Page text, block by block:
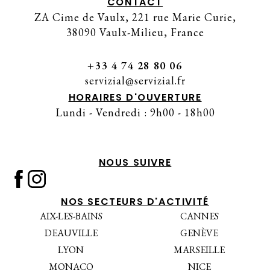
ZA Cime de Vaulx, 221 rue Marie Curie,
38090 Vaulx-Milieu, France
+33 4 74 28 80 06
servizial@servizial.fr
HORAIRES D'OUVERTURE
Lundi - Vendredi : 9h00 - 18h00
NOUS SUIVRE
NOS SECTEURS D'ACTIVITÉ
AIX-LES-BAINS
CANNES
DEAUVILLE
GENÈVE
LYON
MARSEILLE
MONACO
NICE